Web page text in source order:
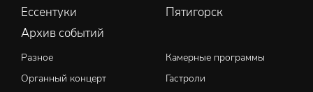
Ессентуки
Пятигорск
Архив событий
Разное
Камерные программы
Органный концерт
Гастроли